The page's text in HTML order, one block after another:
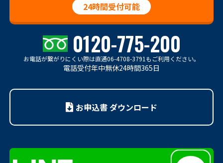
24時間受付可能
0120-775-200
お電話が繋がりにくい際は直通06-4708-3791もご利用ください。
電話受付年中無休24時間365日
お申込書 ダウンロード